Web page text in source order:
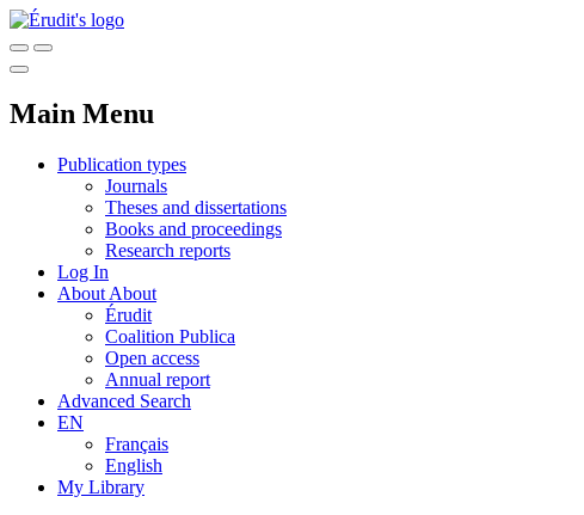
Main Menu
Publication types
Journals
Theses and dissertations
Books and proceedings
Research reports
Log In
About About
Érudit
Coalition Publica
Open access
Annual report
Advanced Search
EN
Français
English
My Library